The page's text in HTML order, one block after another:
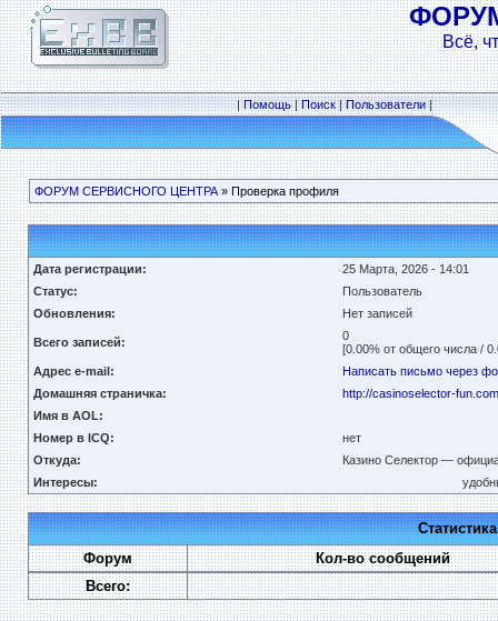
Всё,
|Помощь|Поиск|Пользователи|
ФОРУМ СЕРВИСНОГО ЦЕНТРА» Проверка профиля
Дата регистрации:
25 Марта, 2026 - 14:01
Статус:
Пользователь
Обновления:
Нет записей
Всего записей:
0
[0.00% от общего числа /
Адрес e-mail:
Написать письмо через
Домашняя страничка:
http://casinoselector-
Имя в AOL:
Номер в ICQ:
нет
Откуда:
Казино Селектор —
Интересы:
Форум
Кол-во сообщений
Всего: